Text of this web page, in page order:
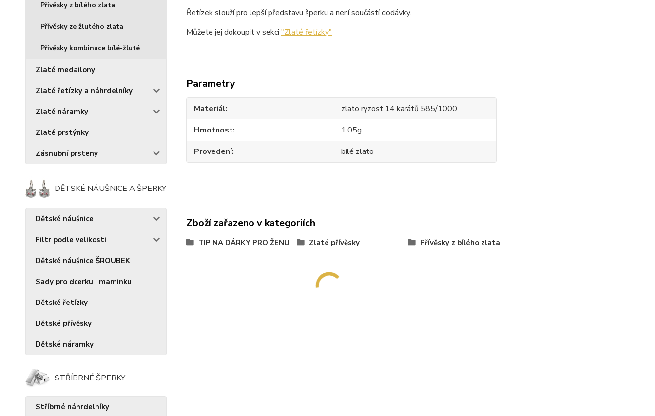
Přívěsky z bílého zlata
Přívěsky ze žlutého zlata
Přívěsky kombinace bílé-žluté
Zlaté medailony
Zlaté řetízky a náhrdelníky
Zlaté náramky
Zlaté prstýnky
Zásnubní prsteny
DĚTSKÉ NÁUŠNICE A ŠPERKY
Dětské náušnice
Filtr podle velikosti
Dětské náušnice ŠROUBEK
Sady pro dcerku i maminku
Dětské řetízky
Dětské přívěsky
Dětské náramky
STŘÍBRNÉ ŠPERKY
Stříbrné náhrdelníky
Řetízek slouží pro lepší představu šperku a není součástí dodávky.
Můžete jej dokoupit v sekci "Zlaté řetízky"
Parametry
Materiál
zlato ryzost 14 karátů 585/1000
Hmotnost
1,05g
Provedení
bílé zlato
Zboží zařazeno v kategoriích
TIP NA DÁRKY PRO ŽENU Zlaté přívěsky Přívěsky z bílého zlata